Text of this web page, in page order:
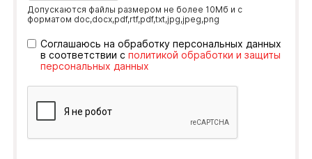
Допускаются файлы размером не более 10Мб и с
форматом doc,docx,pdf,rtf,pdf,txt,jpg,jpeg,png
Соглашаюсь на обработку персональных данных
в соответствии сполитикой обработки и защиты
персональных данных